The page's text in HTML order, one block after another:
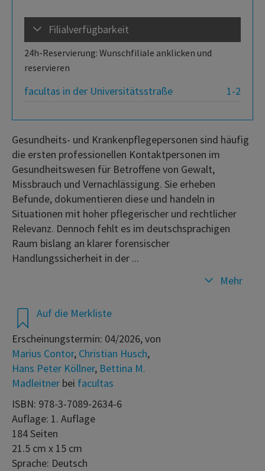
Filialverfügbarkeit
24h-Reservierung: Wunschfiliale anklicken und
reservieren
1-2
facultas in der Universitätsstraße
Auf die Merkliste
Erscheinungstermin: 04/2026, von
Marius Contor, Christian Husch,
Hans Peter Köllner, Bettina M.
Madleitner bei facultas
ISBN: 978-3-7089-2634-6
Auflage: 1. Auflage
184 Seiten
21.5 cm x 15 cm
Sprache: Deutsch
Gesundheits- und Krankenpflegepersonen sind häufig
die ersten professionellen Kontaktpersonen im
Gesundheitswesen für Betroffene von Gewalt,
Missbrauch und Vernachlässigung. Sie erheben
Befunde, dokumentieren diese und handeln in
Situationen mit hoher pflegerischer und rechtlicher
Relevanz. Dennoch fehlt es im deutschsprachigen
Raum bislang an klarer forensischer
Handlungssicherheit in der ...
Mehr